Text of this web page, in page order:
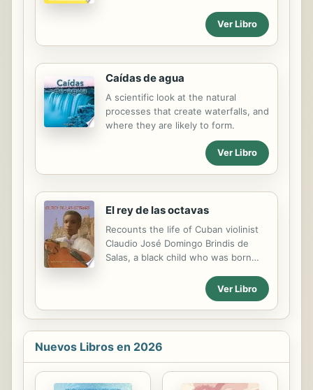
questionnaire. Ideal for high-school
Ver Libro
Caídas de agua
A scientific look at the natural
processes that create waterfalls, and
where they are likely to form.
Ver Libro
El rey de las octavas
Recounts the life of Cuban violinist
Claudio José Domingo Brindis de
Salas, a black child who was born
musical prodigy to become a noted
concert musician in Paris, while
slavery still existed on the island.
Ver Libro
Nuevos Libros en 2026